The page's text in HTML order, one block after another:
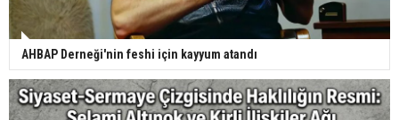
AHBAP Derneği'nin feshi için kayyum atandı